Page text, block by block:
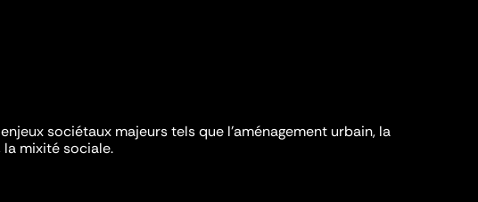
sociétaux majeurs tels que l'aménagement urbain, la
mixité sociale.